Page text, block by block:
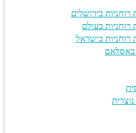
בירושלים
בעולם
בישראל